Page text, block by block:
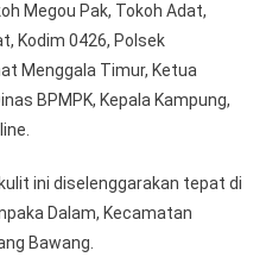
Megou Pak, Tokoh Adat,
Kodim 0426, Polsek
Menggala Timur, Ketua
BPMPK, Kepala Kampung,
ini diselenggarakan tepat di
Dalam, Kecamatan
Bawang.